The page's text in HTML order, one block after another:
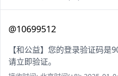
@10699512
【和公益】您的登录验证码是
请立即验证。